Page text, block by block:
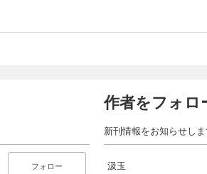
フォロー
作者をフォロ
新刊情報をお知らせしま
汲玉